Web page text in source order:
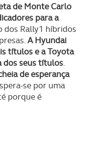
de Monte Carlo
para a
dos Rally1 híbridos
A Hyundai
títulos e a Toyota
dos seus títulos.
de esperança
se por uma
porque é